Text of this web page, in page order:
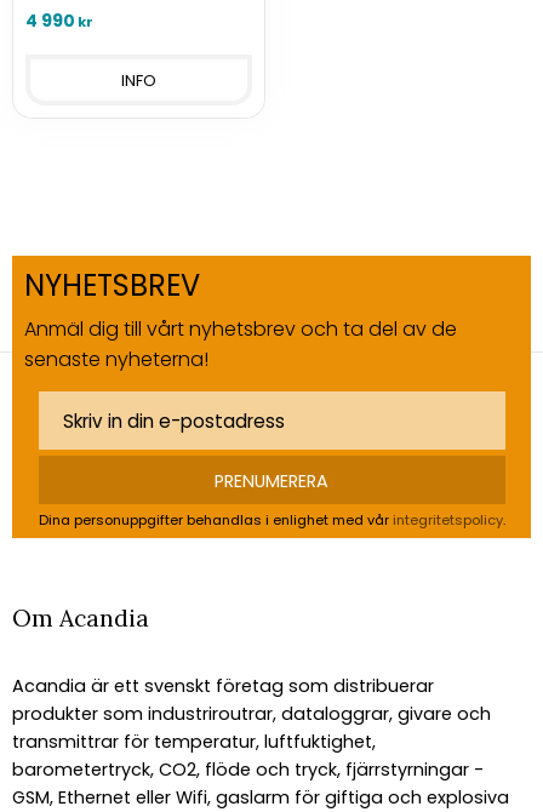
applikationer
4 990 kr
INFO
NYHETSBREV
Anmäl dig till vårt nyhetsbrev och ta del av de
senaste nyheterna!
PRENUMERERA
Dina personuppgifter behandlas i enlighet med vår integritetspolicy.
Om Acandia
Acandia är ett svenskt företag som distribuerar
produkter som industriroutrar, dataloggrar, givare och
transmittrar för temperatur, luftfuktighet,
barometertryck, CO2, flöde och tryck, fjärrstyrningar -
GSM, Ethernet eller Wifi, gaslarm för giftiga och explosiva